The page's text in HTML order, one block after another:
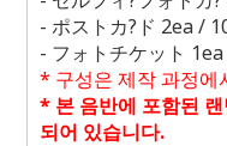
- ポストカ? ド 2ea /
- フォトチケット
* 구성은 제작 과정
* 본 음반에 포함된
되어 있습니다.